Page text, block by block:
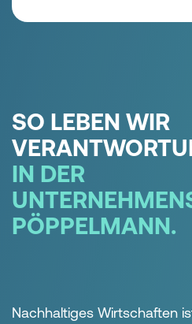
SO LEBEN WIR
IN DER
PÖPPELMANN.
Nachhaltiges Wirtschaften